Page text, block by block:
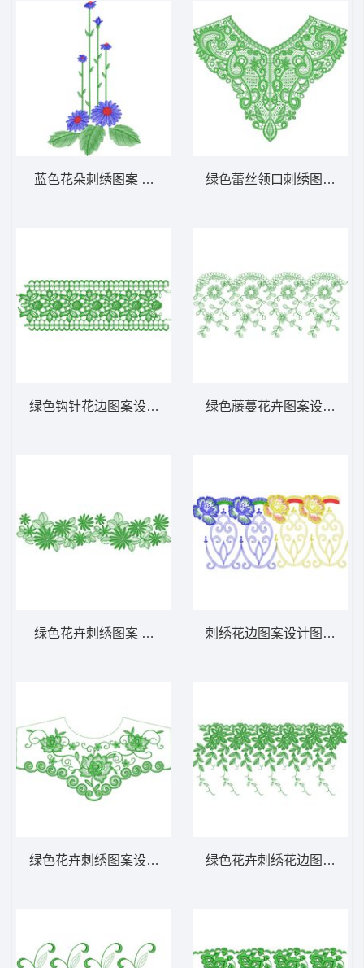
蓝色花朵刺绣图案 免费床上用品花边窗帘
绿色钩针花边图案设计图 免费床上用品花边
绿色花卉刺绣图案 免费床上用品花边窗帘
绿色花卉刺绣图案设计 免费床上用品花边窗
绿色蕾丝领口刺绣图案 免
绿色藤蔓花卉图案设计 免
刺绣花边图案设计图 免费
绿色花卉刺绣花边图案 免